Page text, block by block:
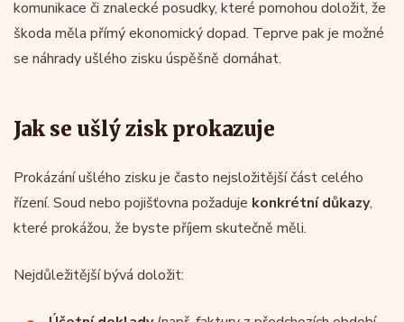
komunikace či znalecké posudky, které pomohou doložit, že
škoda měla přímý ekonomický dopad. Teprve pak je možné
se náhrady ušlého zisku úspěšně domáhat.
Jak se ušlý zisk prokazuje
Prokázání ušlého zisku je často nejsložitější část celého
řízení. Soud nebo pojišťovna požaduje konkrétní důkazy,
které prokážou, že byste příjem skutečně měli.
Nejdůležitější bývá doložit: